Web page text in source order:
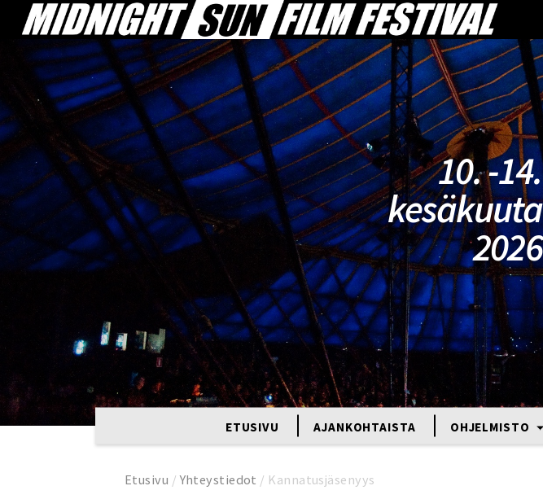
10. -14.
kesäkuuta
2026
ETUSIVU AJANKOHTAISTA OHJELMISTO
Etusivu /Yhteystiedot / Kannatusjäsenyys